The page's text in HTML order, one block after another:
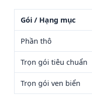
Gói / Hạng mục
Phần thô
Trọn gói tiêu chuẩn
Trọn gói ven biển